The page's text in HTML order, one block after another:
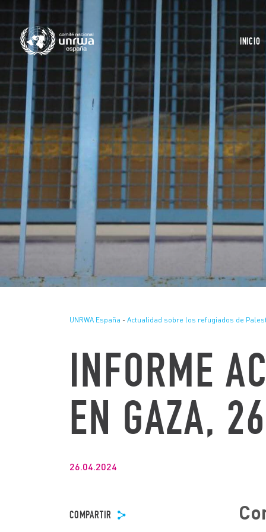
INICIO
UNRWA España - Actualidad sobre los refugiados de
INFORME
EN GAZA,
26.04.2024
COMPARTIR